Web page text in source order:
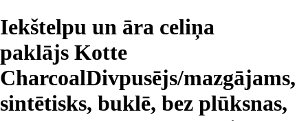
Iekštelpu un āra celiņa
paklājs Kotte
CharcoalDivpusējs/mazgājams,
sintētisks, buklē, bez plūksnas,